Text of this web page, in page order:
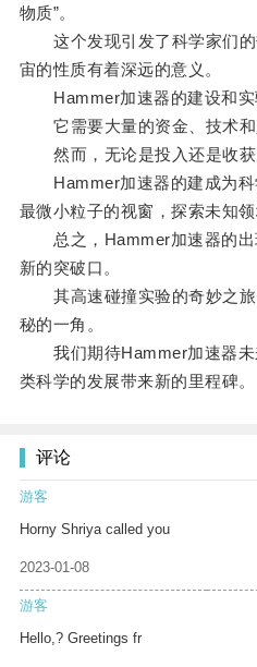
物质”。
这个发现引发了科学家们的
宙的性质有着深远的意义。
Hammer加速器的建设和实
它需要大量的资金、技术和
然而，无论是投入还是收获
Hammer加速器的建成为科
最微小粒子的视窗，探索未知
总之，Hammer加速器的出
新的突破口。
其高速碰撞实验的奇妙之旅
秘的一角。
我们期待Hammer加速器未
类科学的发展带来新的里程碑。
评论
游客
Horny Shriya called you
2023-01-08
游客
Hello,? Greetings fr